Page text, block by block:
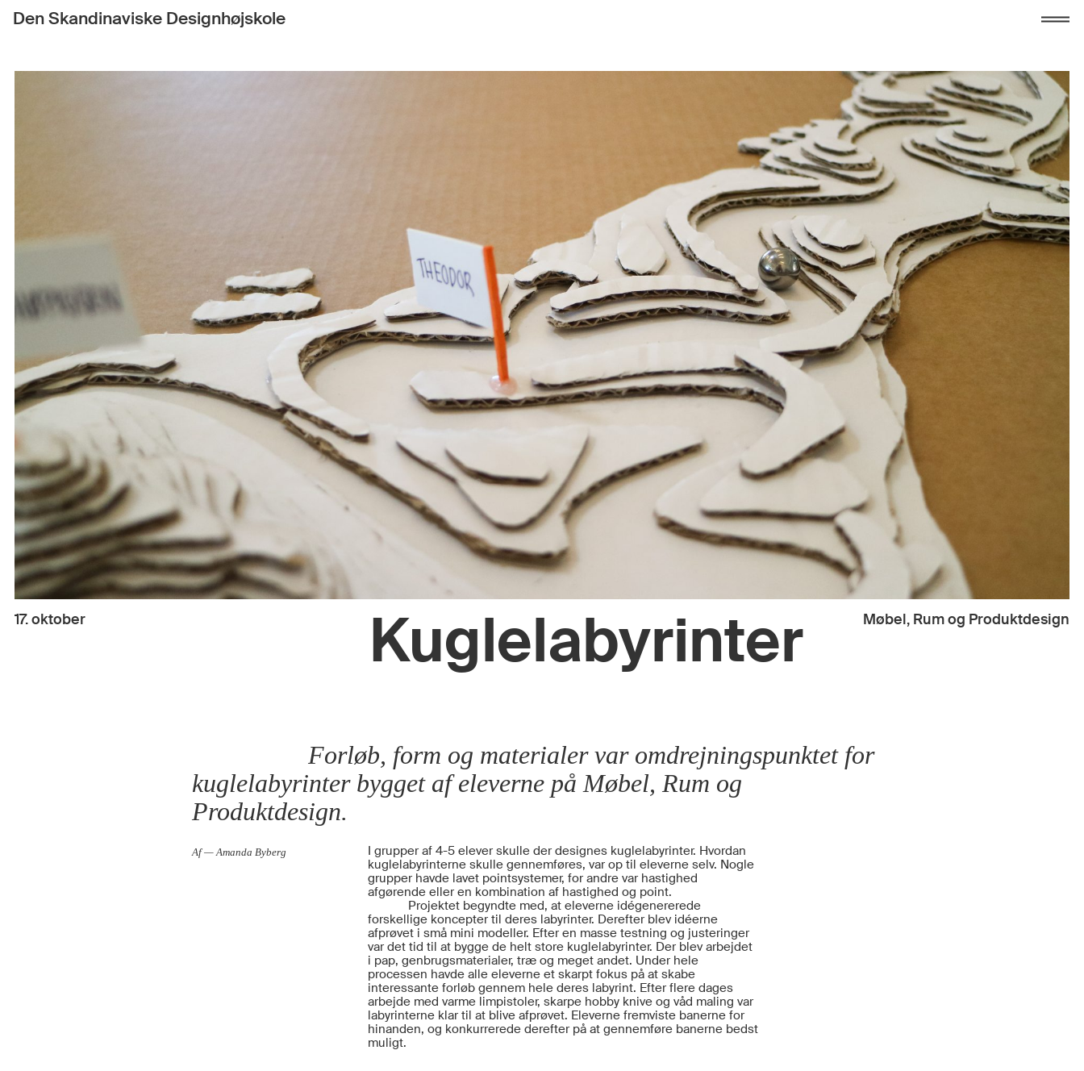
Den Skandinaviske Designhøjskole
17. oktober Kuglelabyrinter Møbel, Rum og Produktdesign
Forløb, form og materialer var omdrejningspunktet for
kuglelabyrinter bygget af eleverne på Møbel, Rum og
Produktdesign.
Af — Amanda Byberg
I grupper af 4-5 elever skulle der designes kuglelabyrinter. Hvordan
kuglelabyrinterne skulle gennemføres, var op til eleverne selv. Nogle
grupper havde lavet pointsystemer, for andre var hastighed
afgørende eller en kombination af hastighed og point.
Projektet begyndte med, at eleverne idégenererede
forskellige koncepter til deres labyrinter. Derefter blev idéerne
afprøvet i små mini modeller. Efter en masse testning og justeringer
var det tid til at bygge de helt store kuglelabyrinter. Der blev arbejdet
i pap, genbrugsmaterialer, træ og meget andet. Under hele
processen havde alle eleverne et skarpt fokus på at skabe
interessante forløb gennem hele deres labyrint. Efter flere dages
arbejde med varme limpistoler, skarpe hobby knive og våd maling var
labyrinterne klar til at blive afprøvet. Eleverne fremviste banerne for
hinanden, og konkurrerede derefter på at gennemføre banerne bedst
muligt.